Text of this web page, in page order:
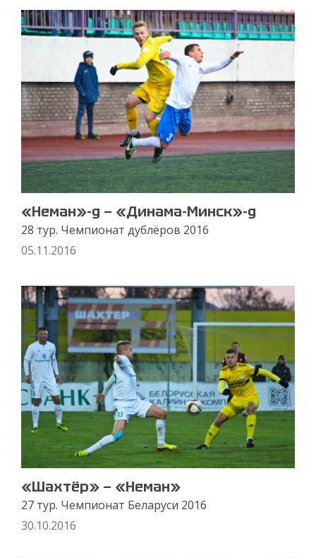
«Неман»-д — «Динама-Минск»-д
28 тур. Чемпионат дублёров 2016
05.11.2016
«Шахтёр» — «Неман»
27 тур. Чемпионат Беларуси 2016
30.10.2016